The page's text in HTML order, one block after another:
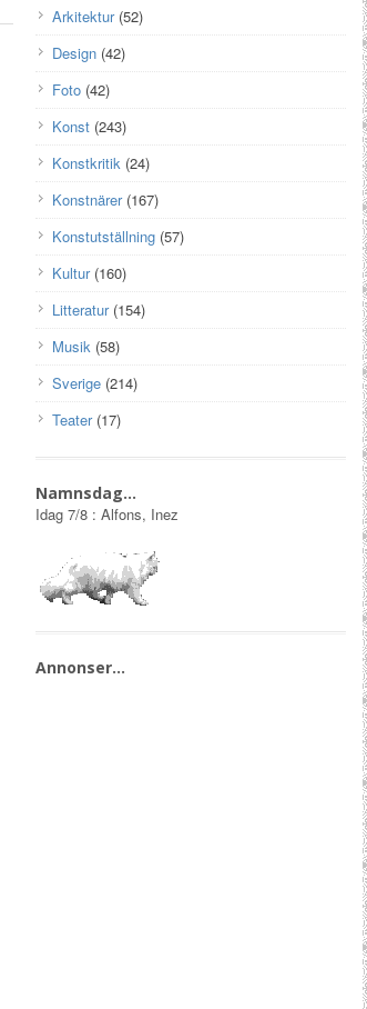
Arkitektur(52)
Design (42)
Foto (42)
Konst (243)
Konstkritik (24)
Konstnärer(167)
Konstutställning (57)
Kultur(160)
Litteratur(154)
Musik (58)
Sverige (214)
Teater(17)
Namnsdag…
Idag 7/8 : Alfons, Inez
Annonser…